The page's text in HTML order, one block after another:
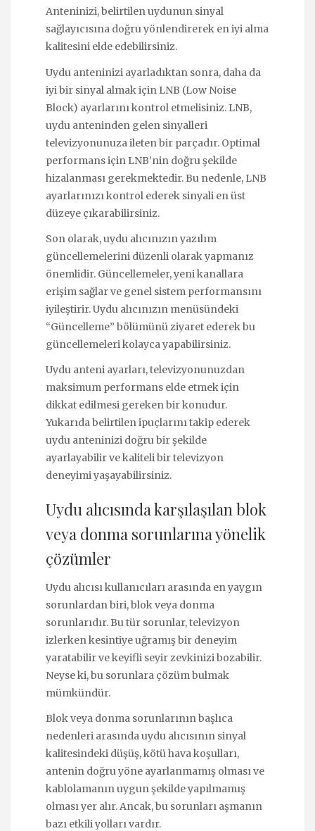
Anteninizi, belirtilen uydunun sinyal
sağlayıcısına doğru yönlendirerek en iyi alma
kalitesini elde edebilirsiniz.
Uydu anteninizi ayarladıktan sonra, daha da
iyi bir sinyal almak için LNB (Low Noise
Block) ayarlarını kontrol etmelisiniz. LNB,
uydu anteninden gelen sinyalleri
televizyonunuza ileten bir parçadır. Optimal
performans için LNB’nin doğru şekilde
hizalanması gerekmektedir. Bu nedenle, LNB
ayarlarınızı kontrol ederek sinyali en üst
düzeye çıkarabilirsiniz.
Son olarak, uydu alıcınızın yazılım
güncellemelerini düzenli olarak yapmanız
önemlidir. Güncellemeler, yeni kanallara
erişim sağlar ve genel sistem performansını
iyileştirir. Uydu alıcınızın menüsündeki
“Güncelleme” bölümünü ziyaret ederek bu
güncellemeleri kolayca yapabilirsiniz.
Uydu anteni ayarları, televizyonunuzdan
maksimum performans elde etmek için
dikkat edilmesi gereken bir konudur.
Yukarıda belirtilen ipuçlarını takip ederek
uydu anteninizi doğru bir şekilde
ayarlayabilir ve kaliteli bir televizyon
deneyimi yaşayabilirsiniz.
Uydu alıcısında karşılaşılan blok
veya donma sorunlarına yönelik
çözümler
Uydu alıcısı kullanıcıları arasında en yaygın
sorunlardan biri, blok veya donma
sorunlarıdır. Bu tür sorunlar, televizyon
izlerken kesintiye uğramış bir deneyim
yaratabilir ve keyifli seyir zevkinizi bozabilir.
Neyse ki, bu sorunlara çözüm bulmak
mümkündür.
Blok veya donma sorunlarının başlıca
nedenleri arasında uydu alıcısının sinyal
kalitesindeki düşüş, kötü hava koşulları,
antenin doğru yöne ayarlanmamış olması ve
kablolamanın uygun şekilde yapılmamış
olması yer alır. Ancak, bu sorunları aşmanın
bazı etkili yolları vardır.